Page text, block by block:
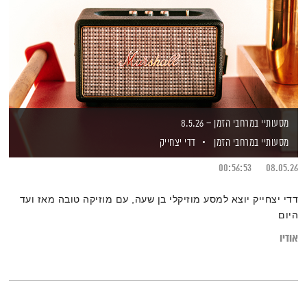
מסעותיי במרחבי הזמן – 8.5.26
מסעותיי במרחבי הזמן
דדי יצחייק
08.05.26
00:56:53
דדי יצחייק יוצא למסע מוזיקלי בן שעה, עם מוזיקה טובה מאז ועד
היום
אודיו